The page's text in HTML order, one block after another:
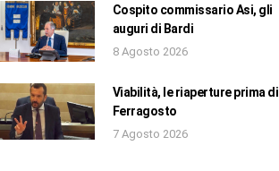
Cospito commissario Asi, gli
auguri di Bardi
8 Agosto 2026
Viabilità, le riaperture prima di
Ferragosto
7 Agosto 2026